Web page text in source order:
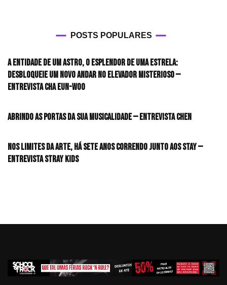
POSTS POPULARES
A entidade de um astro, o esplendor de uma estrela:
desbloqueie um novo andar no elevador misterioso —
Entrevista CHA EUN-WOO
Abrindo as portas da sua musicalidade — Entrevista CHEN
Nos limites da arte, há sete anos correndo junto aos STAY —
Entrevista Stray Kids